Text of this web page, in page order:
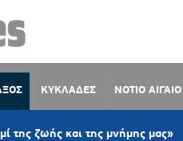
ΚΥΚΛΑΔΕΣ ΝΟΤΙΟ ΑΙΓΑΙΟ
της μνήμης μας» 5